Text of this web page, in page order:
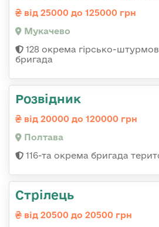
від 25000 до 125000 грн
Мукачево
128 окрема гірсько-
бригада
Розвідник
від 20000 до 120000 грн
Полтава
116-та окрема бригада
Стрілець
від 20500 до 20500 грн